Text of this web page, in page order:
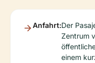
Anfahrt:Der
Zentrum
einem